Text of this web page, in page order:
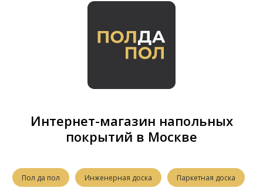
Интернет-магазин напольных
покрытий в Москве
Пол да пол Инженерная доска Паркетная доска